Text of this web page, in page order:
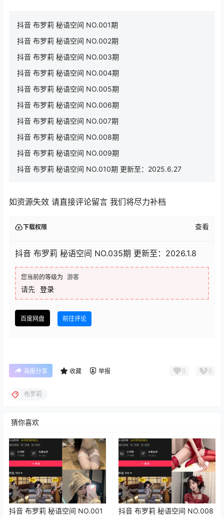
抖音 布罗莉 秘语空间 NO.001期
抖音 布罗莉 秘语空间 NO.002期
抖音 布罗莉 秘语空间 NO.003期
抖音 布罗莉 秘语空间 NO.004期
抖音 布罗莉 秘语空间 NO.005期
抖音 布罗莉 秘语空间 NO.006期
抖音 布罗莉 秘语空间 NO.007期
抖音 布罗莉 秘语空间 NO.008期
抖音 布罗莉 秘语空间 NO.009期
抖音 布罗莉 秘语空间 NO.010期 更新至：2025.6.27
如资源失效 请直接评论留言 我们将尽力补档
下载权限 查看
抖音 布罗莉 秘语空间 NO.035期 更新至：2026.1.8
您当前的等级为 游客
请先 登录
百度网盘 前往评论
海报分享 收藏 举报 0 0
布罗莉
猜你喜欢
抖音 布罗莉 秘语空间 NO.001
抖音 布罗莉 秘语空间 NO.008